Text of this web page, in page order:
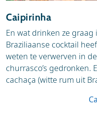
Caipirinha
En wat drinken ze graag
Braziliaanse cocktail
weten te verwerven in
churrasco’s gedronken.
cachaça (witte rum uit